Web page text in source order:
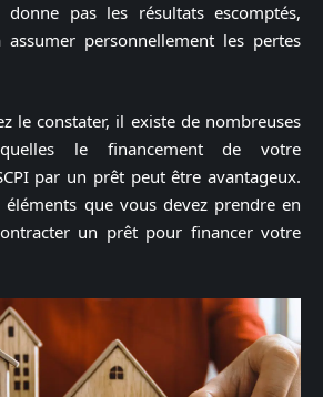
donne pas les résultats escomptés,
assumer personnellement les pertes
le constater, il existe de nombreuses
le financement de votre
par un prêt peut être avantageux.
que vous devez prendre en
un prêt pour financer votre